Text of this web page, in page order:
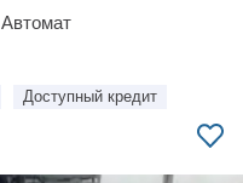
Автомат
Доступный кредит